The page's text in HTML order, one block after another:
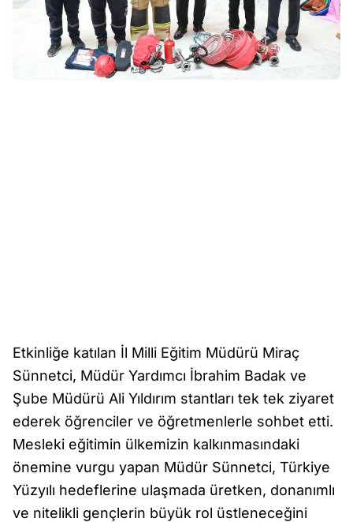
Etkinliğe katılan İl Milli Eğitim Müdürü Miraç
Sünnetci, Müdür Yardımcı İbrahim Badak ve
Şube Müdürü Ali Yıldırım stantları tek tek ziyaret
ederek öğrenciler ve öğretmenlerle sohbet etti.
Mesleki eğitimin ülkemizin kalkınmasındaki
önemine vurgu yapan Müdür Sünnetci, Türkiye
Yüzyılı hedeflerine ulaşmada üretken, donanımlı
ve nitelikli gençlerin büyük rol üstleneceğini